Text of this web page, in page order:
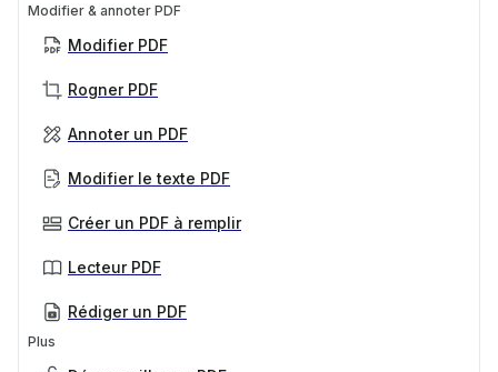
Modifier & annoter PDF
Modifier PDF
Rogner PDF
Annoter un PDF
Modifier le texte PDF
Créer un PDF à remplir
Lecteur PDF
Rédiger un PDF
Plus